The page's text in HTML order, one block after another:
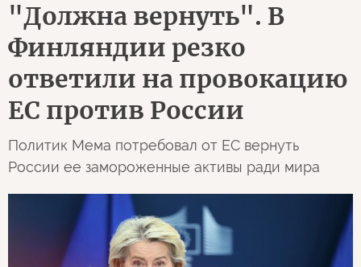
"Должна вернуть". В
Финляндии резко
ответили на провокацию
ЕС против России
Политик Мема потребовал от ЕС вернуть
России ее замороженные активы ради мира